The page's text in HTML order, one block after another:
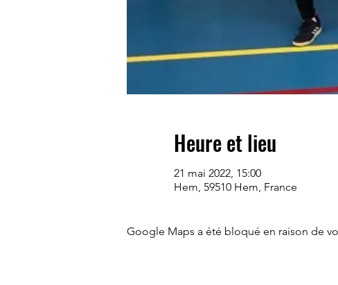
Heure et lieu
21 mai 2022, 15:00
Hem, 59510 Hem, France
Google Maps a été bloqué en raison de